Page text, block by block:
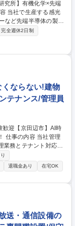
など先端半導体の製造
と低減による高品質化
え
を掛け合わせた開発に
でいます。 【仕事内
向けた新規分析手法導
特定成分の構造解析
構造解析・新規分析技
完全週休2日制
ならない!建物
テナンス/管理員
業務とテナント対応を
てのOJTとなり丁寧
的には】
、物流施設、学校等
員含めたマネジメン
★未経
ンフラを守る専門
退職金あり
在宅OK
送・通信設備の